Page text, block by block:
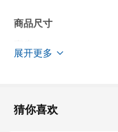
商品尺寸
框架，高
展开更多
猜你喜欢